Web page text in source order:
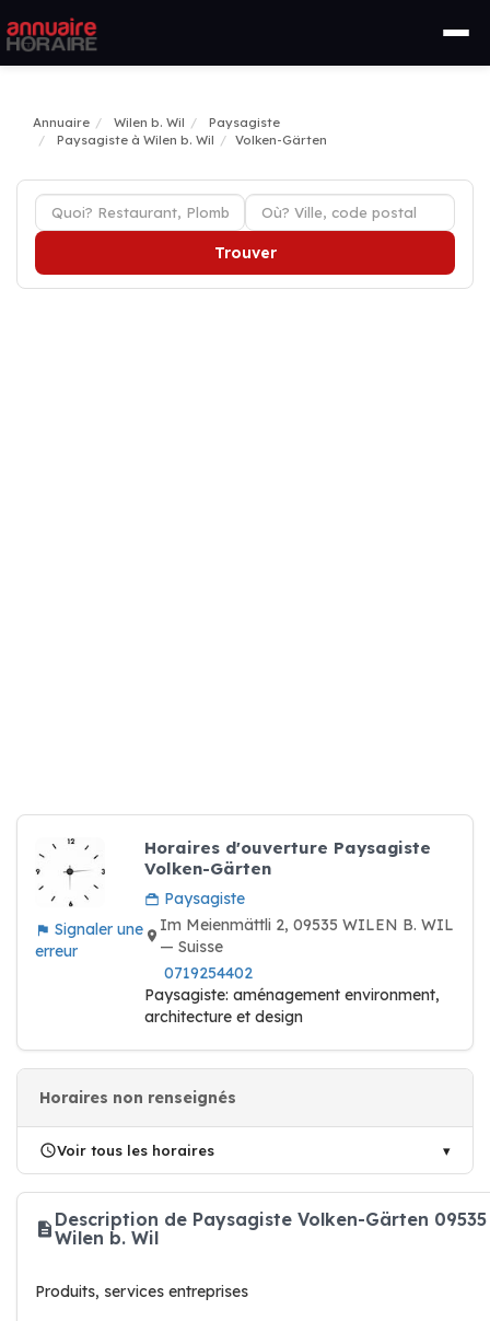
Annuaire Wilen b. Wil
Paysagiste
Paysagiste à Wilen b. Wil
Volken-Gärten
Trouver
Signaler une
erreur
Horaires d'ouverture Paysagiste
Volken-Gärten
Paysagiste
Im Meienmättli 2, 09535 WILEN B. WIL
— Suisse
0719254402
Paysagiste: aménagement environment,
architecture et design
Horaires non renseignés
Voir tous les horaires
Description de Paysagiste Volken-Gärten 09535
Wilen b. Wil
Produits, services entreprises